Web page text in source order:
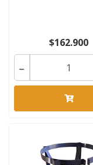
$162.900
-